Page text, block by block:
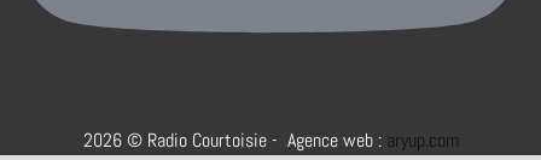
2026 © Radio Courtoisie - Agence web : aryup.com